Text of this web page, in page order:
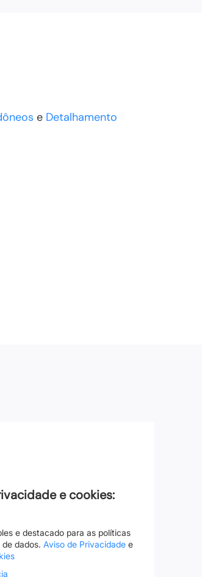
e Detalhamento
e cookies:
e destacado para as políticas
dados. Aviso de Privacidade e